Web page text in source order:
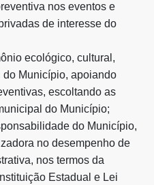
nos eventos e
de interesse do
ecológico, cultural,
Município, apoiando
escoltando as
do Município;
do Município,
no desempenho de
nos termos da
Estadual e Lei